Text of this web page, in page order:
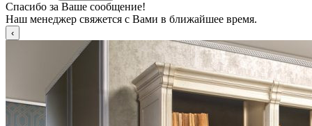
Спасибо за Ваше сообщение!
Наш менеджер свяжется с Вами в ближайшее время.